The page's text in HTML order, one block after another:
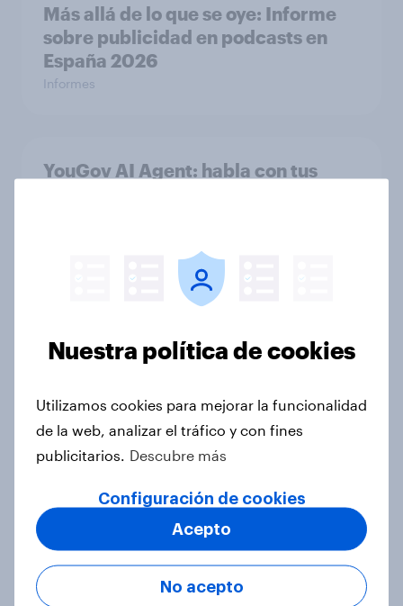
Más allá de lo que se oye: Informe
sobre publicidad en podcasts en
España 2026
Informes
YouGov AI Agent: habla con tus
Los cruceros mantienen un
España con un claro potencial de
Artículo
marcas más consideradas
Nuestra política de cookies
Utilizamos cookies para mejorar la funcionalidad
de la web, analizar el tráfico y con fines
publicitarios.
Descubre más
Configuración de cookies
No acepto
Acepto